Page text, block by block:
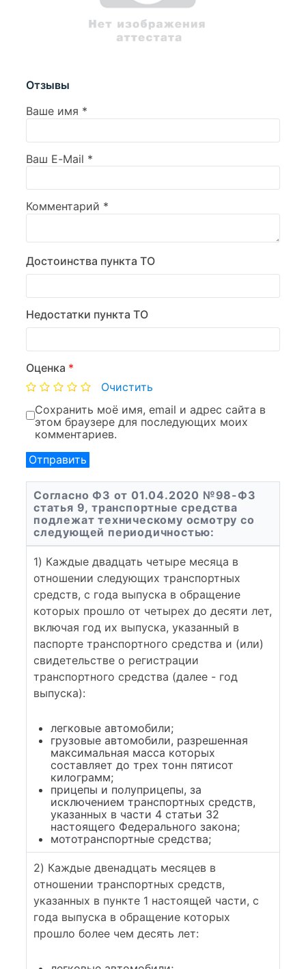
Отзывы
Ваше имя *
Ваш E-Mail *
Комментарий *
Достоинства пункта ТО
Недостатки пункта ТО
Оценка *
Очистить
Сохранить моё имя, email и адрес сайта в
этом браузере для последующих моих
комментариев.
Согласно ФЗ от 01.04.2020 №98-ФЗ
статья 9, транспортные средства
подлежат техническому осмотру со
следующей периодичностью:
1) Каждые двадцать четыре месяца в
отношении следующих транспортных
средств, с года выпуска в обращение
которых прошло от четырех до десяти лет,
включая год их выпуска, указанный в
паспорте транспортного средства и (или)
свидетельстве о регистрации
транспортного средства (далее - год
выпуска):
легковые автомобили;
грузовые автомобили, разрешенная
максимальная масса которых
составляет до трех тонн пятисот
килограмм;
прицепы и полуприцепы, за
исключением транспортных средств,
указанных в части 4 статьи 32
настоящего Федерального закона;
мототранспортные средства;
2) Каждые двенадцать месяцев в
отношении транспортных средств,
указанных в пункте 1 настоящей части, с
года выпуска в обращение которых
прошло более чем десять лет: